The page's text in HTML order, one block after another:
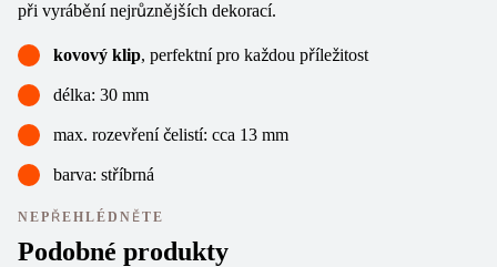
při vyrábění nejrůznějších dekorací.
kovový klip, perfektní pro každou příležitost
délka: 30 mm
max. rozevření čelistí: cca 13 mm
barva: stříbrná
NEPŘEHLÉDNĚTE
Podobné produkty